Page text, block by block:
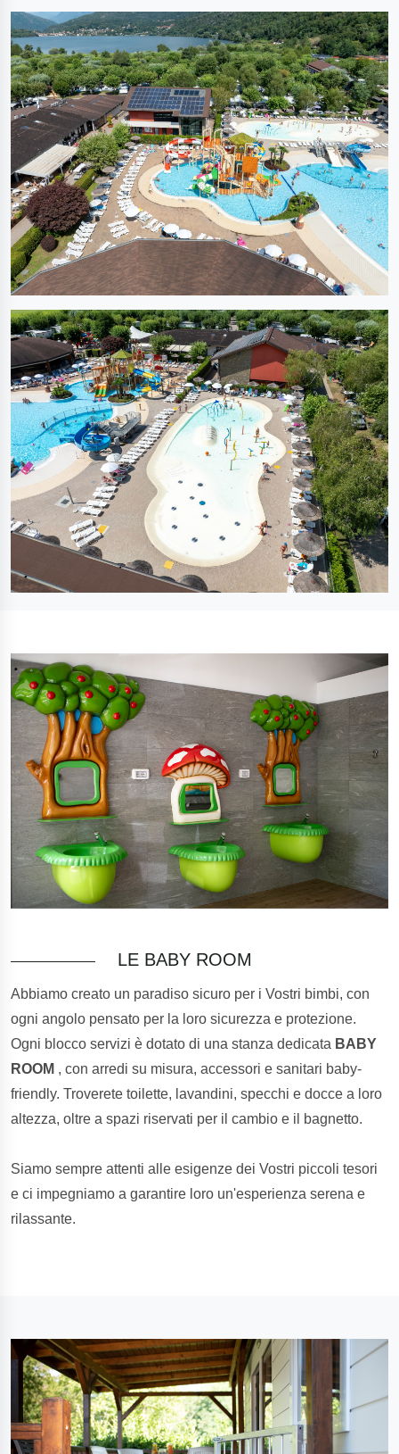
LE BABY ROOM
Abbiamo creato un paradiso sicuro per i Vostri bimbi, con
ogni angolo pensato per la loro sicurezza e protezione.
Ogni blocco servizi è dotato di una stanza dedicata BABY
ROOM , con arredi su misura, accessori e sanitari baby-
friendly. Troverete toilette, lavandini, specchi e docce a loro
altezza, oltre a spazi riservati per il cambio e il bagnetto.
Siamo sempre attenti alle esigenze dei Vostri piccoli tesori
e ci impegniamo a garantire loro un'esperienza serena e
rilassante.